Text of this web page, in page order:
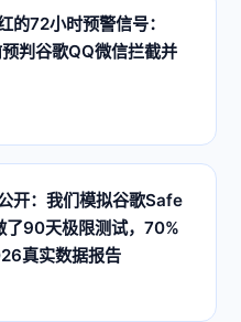
的72小时预警信号：
判谷歌QQ微信拦截并
开：我们模拟谷歌Safe
90天极限测试，70%
真实数据报告